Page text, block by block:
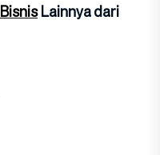
BisnisLainnya dari